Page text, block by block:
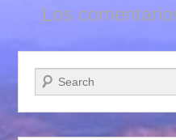
Los
Buscar